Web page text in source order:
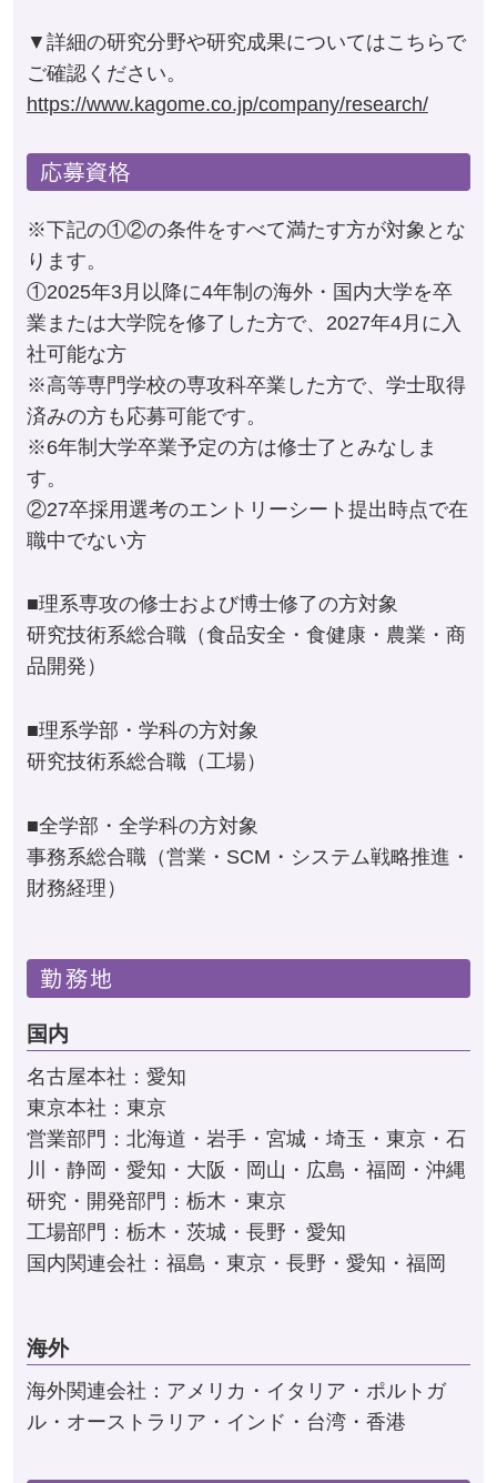
▼詳細の研究分野や研究成果についてはこちらで
ご確認ください。
https://www.kagome.co.jp/company/research/
※下記の①②の条件をすべて満たす方が対象とな
ります。
①2025年3月以降に4年制の海外・国内大学を卒
業または大学院を修了した方で、2027年4月に入
社可能な方
※高等専門学校の専攻科卒業した方で、学士取得
済みの方も応募可能です。
※6年制大学卒業予定の方は修士了とみなしま
す。
②27卒採用選考のエントリーシート提出時点で在
職中でない方
■理系専攻の修士および博士修了の方対象
研究技術系総合職（食品安全・食健康・農業・商
品開発）
■理系学部・学科の方対象
研究技術系総合職（工場）
■全学部・全学科の方対象
事務系総合職（営業・SCM・システム戦略推進・
財務経理）
国内
名古屋本社：愛知
東京本社：東京
営業部門：北海道・岩手・宮城・埼玉・東京・石
川・静岡・愛知・大阪・岡山・広島・福岡・沖縄
研究・開発部門：栃木・東京
工場部門：栃木・茨城・長野・愛知
国内関連会社：福島・東京・長野・愛知・福岡
海外
海外関連会社：アメリカ・イタリア・ポルトガ
ル・オーストラリア・インド・台湾・香港